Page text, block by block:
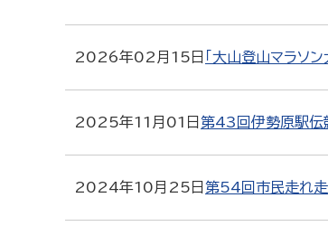
2026年02月15日 「大山登山マラソ
2025年11月01日 第43回伊勢原駅伝
2024年10月25日 第54回市民走れ